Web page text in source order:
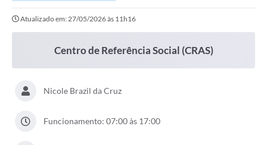
Atualizado em: 27/05/2026 às 11h16
Centro de Referência Social (CRAS)
Nicole Brazil da Cruz
Funcionamento: 07:00 às 17:00